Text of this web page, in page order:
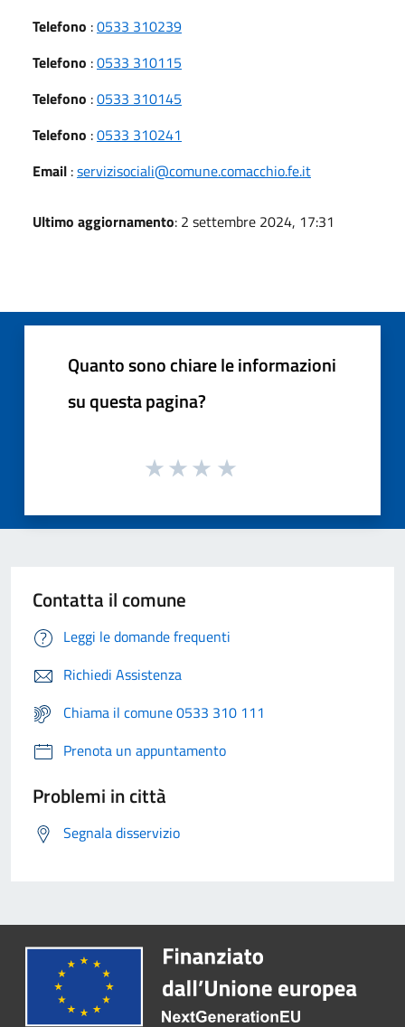
Telefono :0533 310239
Telefono :0533 310115
Telefono :0533 310145
Telefono :0533 310241
Email :servizisociali@comune.comacchio.fe.it
Ultimo aggiornamento: 2 settembre 2024, 17:31
Quanto sono chiare le informazioni
su questa pagina?
Contatta il comune
Leggi le domande frequenti
Richiedi Assistenza
Chiama il comune 0533 310 111
Prenota un appuntamento
Problemi in città
Segnala disservizio